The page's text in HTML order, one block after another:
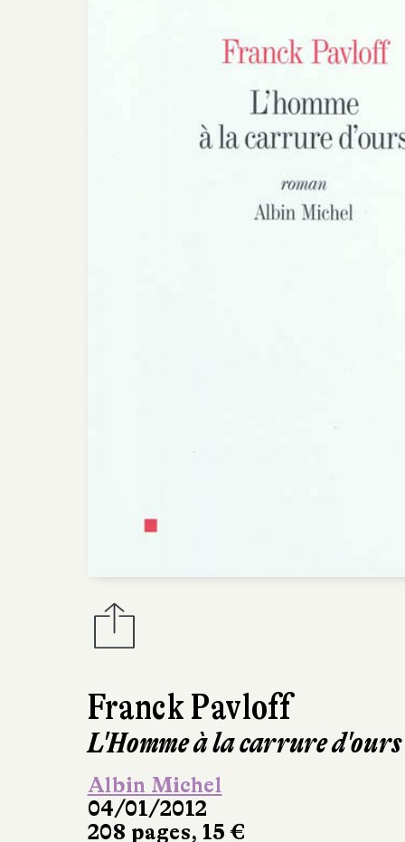
Franck Pavloff
L'Homme à la carrure d'ours
Albin Michel
04/01/2012
208 pages, 15 €